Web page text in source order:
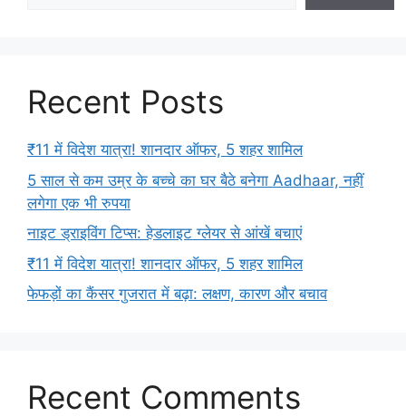
Recent Posts
₹11 में विदेश यात्रा! शानदार ऑफर, 5 शहर शामिल
5 साल से कम उम्र के बच्चे का घर बैठे बनेगा Aadhaar, नहीं
लगेगा एक भी रुपया
नाइट ड्राइविंग टिप्स: हेडलाइट ग्लेयर से आंखें बचाएं
₹11 में विदेश यात्रा! शानदार ऑफर, 5 शहर शामिल
फेफड़ों का कैंसर गुजरात में बढ़ा: लक्षण, कारण और बचाव
Recent Comments